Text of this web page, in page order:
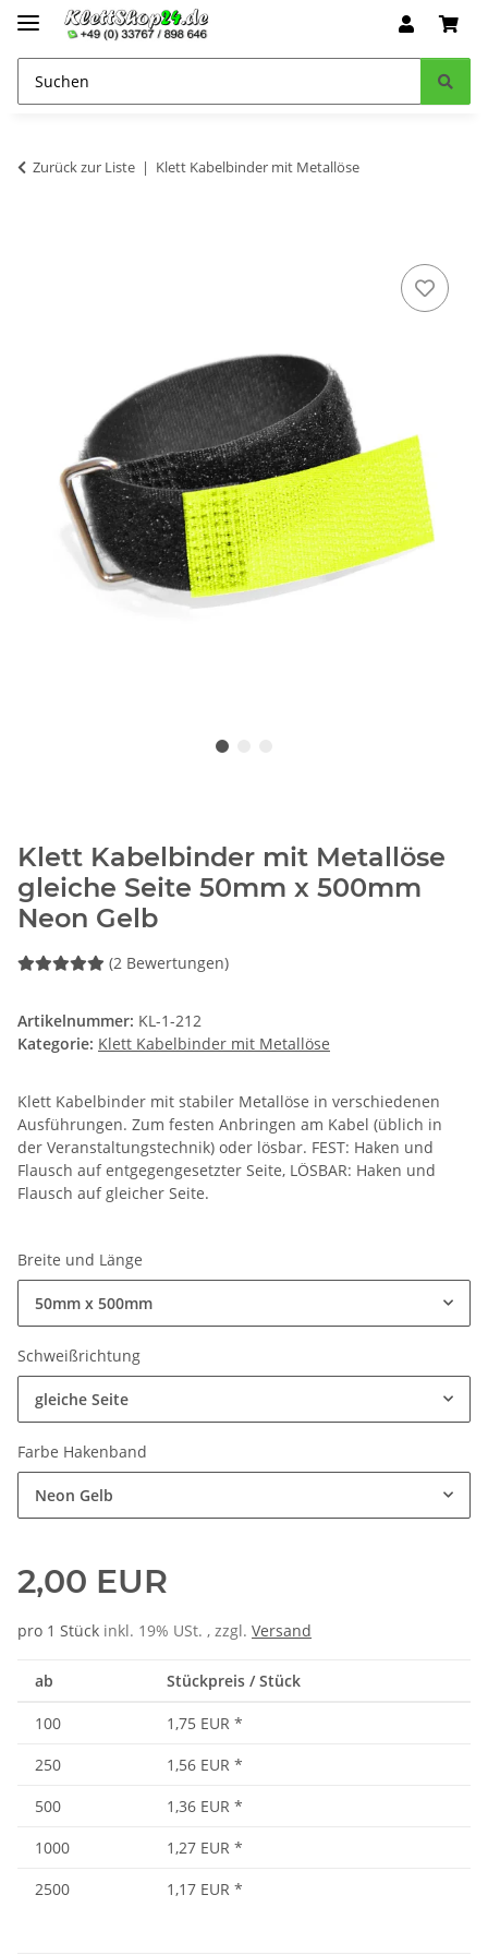
Zurück zur Liste Klett Kabelbinder mit Metallöse
Klett Kabelbinder mit Metallöse
gleiche Seite 50mm x 500mm
Neon Gelb
(2 Bewertungen)
Artikelnummer: KL-1-212
Kategorie: Klett Kabelbinder mit Metallöse
Klett Kabelbinder mit stabiler Metallöse in verschiedenen
Ausführungen. Zum festen Anbringen am Kabel (üblich in
der Veranstaltungstechnik) oder lösbar. FEST: Haken und
Flausch auf entgegengesetzter Seite, LÖSBAR: Haken und
Flausch auf gleicher Seite.
Breite und Länge
50mm x 500mm
Schweißrichtung
gleiche Seite
Farbe Hakenband
Neon Gelb
2,00 EUR
pro 1 Stück inkl. 19% USt. , zzgl. Versand
ab Stückpreis / Stück
100 1,75 EUR *
250
1,56 EUR *
500
1,36 EUR *
1000
1,27 EUR *
2500
1,17 EUR *